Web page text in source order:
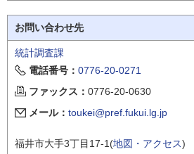
お問い合わせ先
統計調査課
電話番号： 0776-20-0271
ファックス： 0776-20-0630
メール： toukei@pref.fukui.lg.jp
福井市大手3丁目17-1(地図・アクセス)